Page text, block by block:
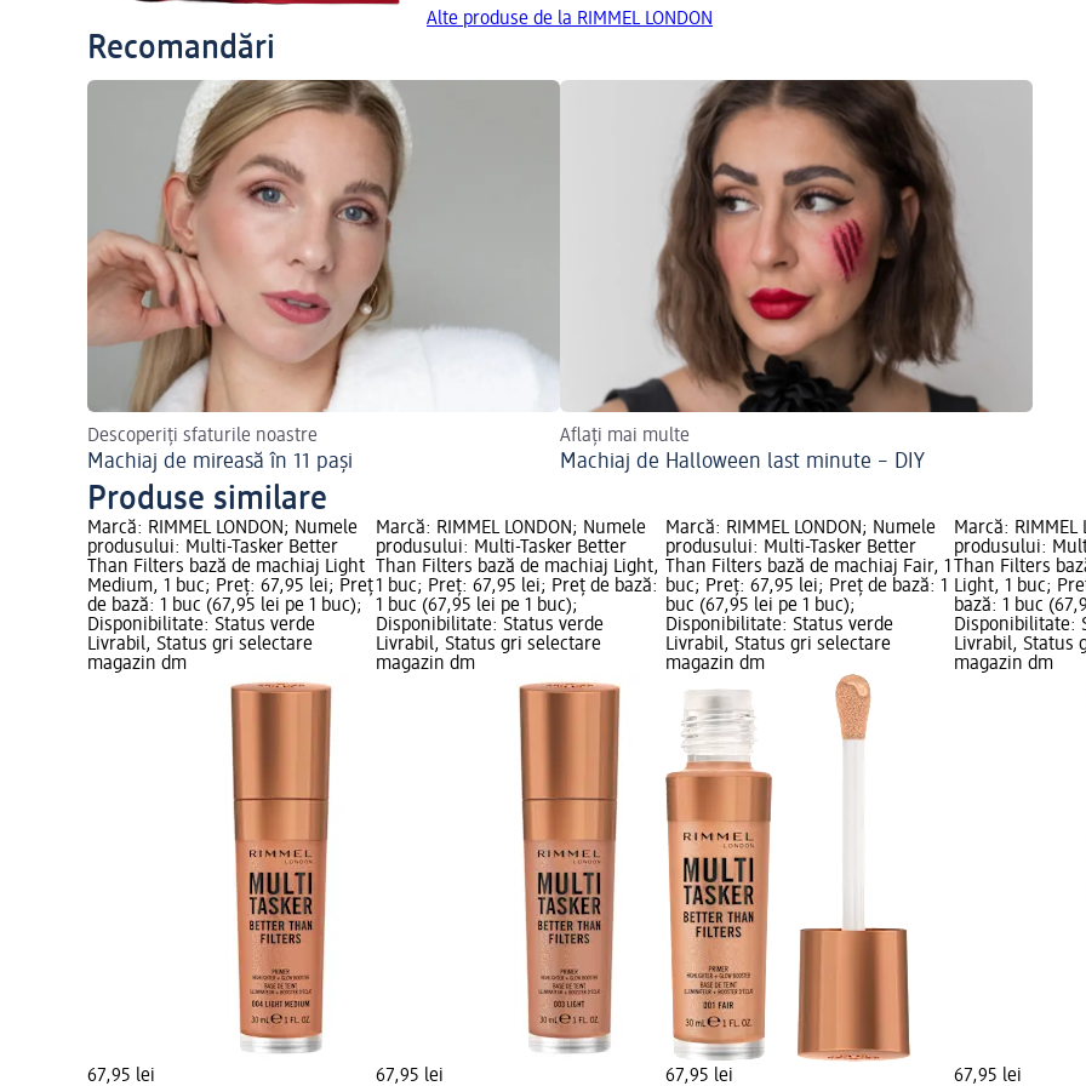
Alte produse de la RIMMEL LONDON
Recomandări
Descoperiți sfaturile noastre
Machiaj de mireasă în 11 pași
Aflați mai multe
Machiaj de Halloween last minute – DIY
Produse similare
Marcă: RIMMEL LONDON; Numele
produsului: Multi-Tasker Better
Than Filters bază de machiaj Light
Medium, 1 buc; Preț: 67,95 lei; Preț
de bază: 1 buc (67,95 lei pe 1 buc);
Disponibilitate: Status verde
Livrabil, Status gri selectare
magazin dm
67,95 lei
Marcă: RIMMEL LONDON; Numele
produsului: Multi-Tasker Better
Than Filters bază de machiaj Light,
1 buc; Preț: 67,95 lei; Preț de bază:
1 buc (67,95 lei pe 1 buc);
Disponibilitate: Status verde
Livrabil, Status gri selectare
magazin dm
67,95 lei
Marcă: RIMMEL LONDON; Numele
produsului: Multi-Tasker Better
Than Filters bază de machiaj Fair, 1
buc; Preț: 67,95 lei; Preț de bază: 1
buc (67,95 lei pe 1 buc);
Disponibilitate: Status verde
Livrabil, Status gri selectare
magazin dm
67,95 lei
Marcă: RIMMEL
produsului:
Than Filters
Light, 1 buc;
bază: 1 buc
Disponibilitate:
Livrabil, Status
magazin dm
67,95 lei